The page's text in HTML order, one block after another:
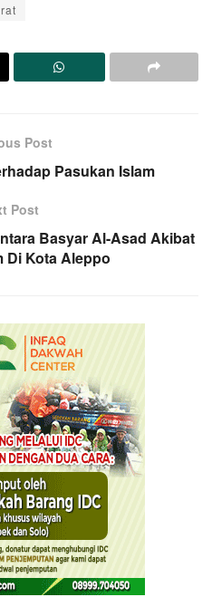
Post
Pasukan Islam
Post
Basyar Al-Asad Akibat
Di Kota Aleppo